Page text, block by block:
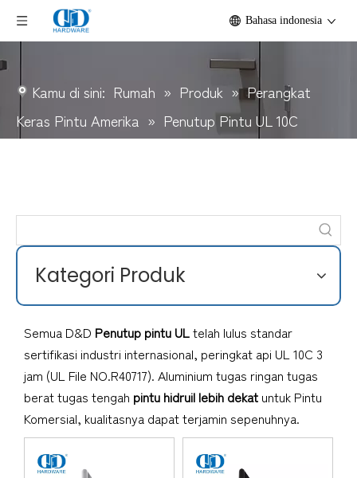
Bahasa indonesia
Kamu di sini: Rumah » Produk »Perangkat
Keras Pintu Amerika » Penutup Pintu UL 10C
Kategori Produk
Semua D&D Penutup pintu ULtelah lulus standar
sertifikasi industri internasional, peringkat api UL 10C 3
jam (UL File NO.R40717). Aluminium tugas ringan tugas
berat tugas tengah pintu hidruil lebih dekat untuk Pintu
Komersial, kualitasnya dapat terjamin sepenuhnya.